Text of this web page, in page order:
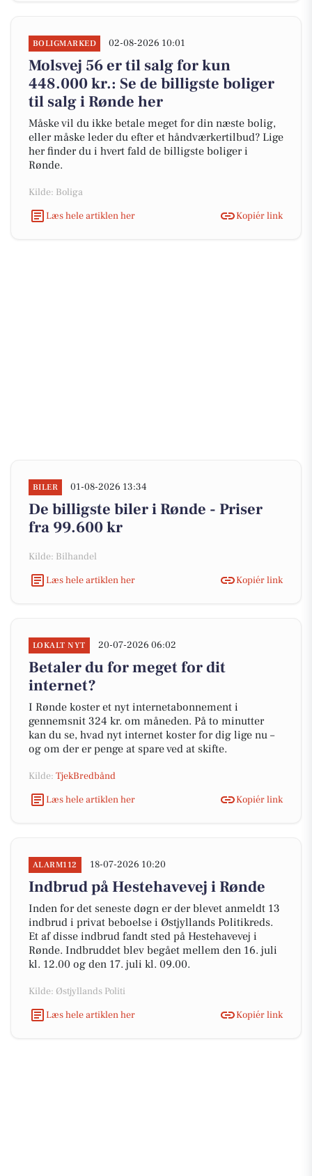
BOLIGMARKED 02-08-2026 10:01
Molsvej 56 er til salg for kun
448.000 kr.: Se de billigste boliger
til salg i Rønde her
Måske vil du ikke betale meget for din næste bolig,
eller måske leder du efter et håndværkertilbud? Lige
her finder du i hvert fald de billigste boliger i
Rønde.
Kilde: Boliga
Læs hele artiklen her
Kopiér link
BILER 01-08-2026 13:34
De billigste biler i Rønde - Priser
fra 99.600 kr
Kilde: Bilhandel
Læs hele artiklen her
Kopiér link
LOKALT NYT 20-07-2026 06:02
Betaler du for meget for dit
internet?
I Rønde koster et nyt internetabonnement i
gennemsnit 324 kr. om måneden. På to minutter
kan du se, hvad nyt internet koster for dig lige nu –
og om der er penge at spare ved at skifte.
Kilde: TjekBredbånd
Læs hele artiklen her
Kopiér link
ALARM112 18-07-2026 10:20
Indbrud på Hestehavevej i Rønde
Inden for det seneste døgn er der blevet anmeldt 13
indbrud i privat beboelse i Østjyllands Politikreds.
Et af disse indbrud fandt sted på Hestehavevej i
Rønde. Indbruddet blev begået mellem den 16. juli
kl. 12.00 og den 17. juli kl. 09.00.
Kilde: Østjyllands Politi
Læs hele artiklen her
Kopiér link